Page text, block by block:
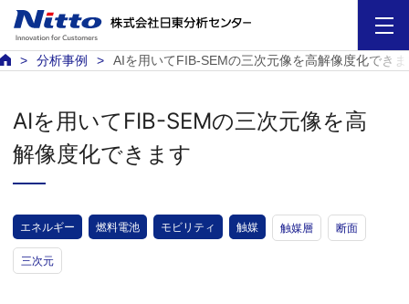
分析事例 AIを用いてFIB-SEMの三次元像を高解像度化でき
AIを用いてFIB-SEMの三次元像を高
解像度化できます
エネルギー 燃料電池 モビリティ 触媒 触媒層 断面
三次元